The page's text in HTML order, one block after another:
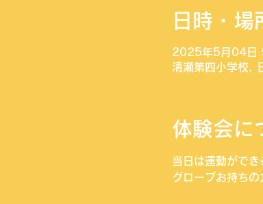
日時・場
2025年5月04
清瀬第四小学校,
体験会に
当日は運動ができ
グローブお持ちの